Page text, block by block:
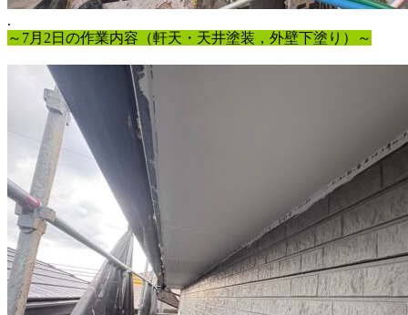
.
～7月2日の作業内容（軒天・天井塗装，外壁下塗り）～